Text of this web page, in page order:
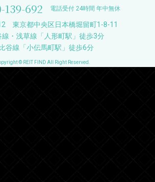
139-692 電話受付 24時間 年中無休
東京都中央区日本橋堀留町1-8-11
線・浅草線「人形町駅」徒歩3分
谷線「小伝馬町駅」徒歩6分
© REIT FIND All Right Reserved.